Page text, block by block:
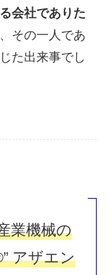
会社でありた
その一人であ
た出来事でし
業機械の
アザエン